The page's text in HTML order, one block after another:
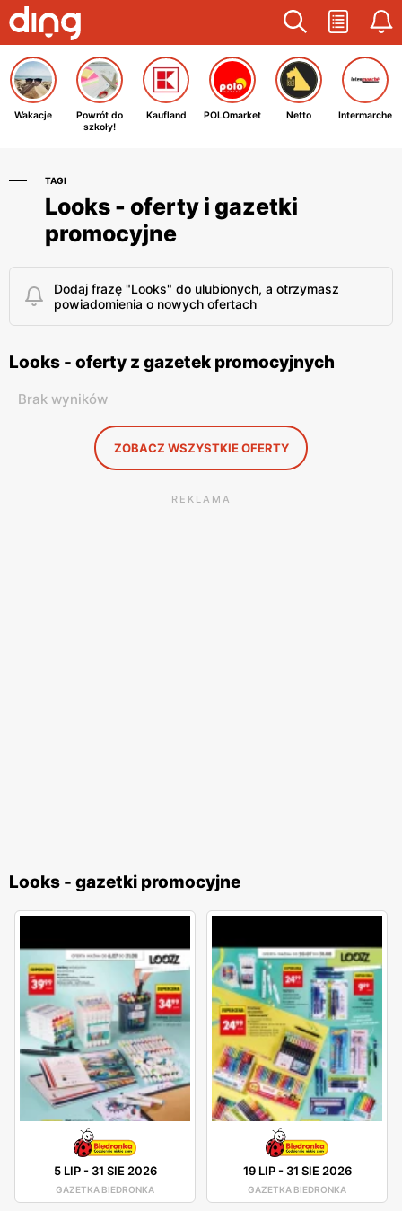
Wakacje
Powrót do
szkoły!
Kaufland POLOmarket Netto Intermarche
TAGI
Looks - oferty i gazetki
promocyjne
Dodaj frazę "Looks" do ulubionych, a otrzymasz
powiadomienia o nowych ofertach
Looks - oferty z gazetek promocyjnych
Brak wyników
ZOBACZ WSZYSTKIE OFERTY
REKLAMA
Looks - gazetki promocyjne
5 LIP- 31 SIE 2026
GAZETKA BIEDRONKA
19 LIP- 31 SIE 2026
GAZETKA BIEDRONKA